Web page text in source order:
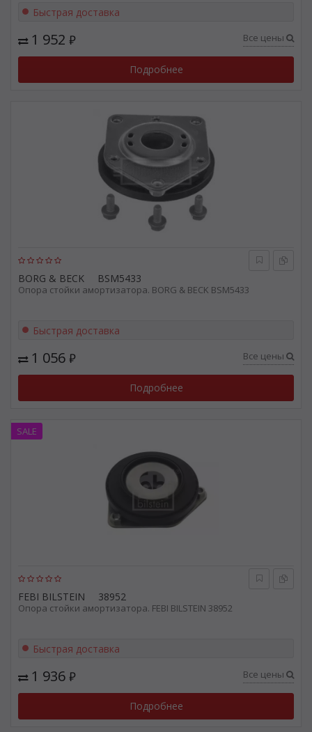
Быстрая доставка
1 952 ₽ Все цены
Подробнее
BORG & BECK BSM5433
Опора стойки амортизатора. BORG & BECK BSM5433
Быстрая доставка
1 056 ₽ Все цены
Подробнее
FEBI BILSTEIN 38952
Опора стойки амортизатора. FEBI BILSTEIN 38952
SALE
Быстрая доставка
1 936 ₽ Все цены
Подробнее